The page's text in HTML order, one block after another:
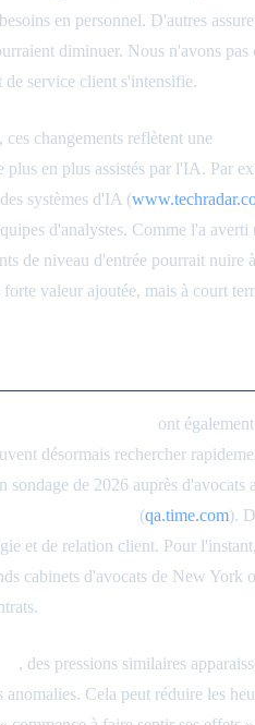
en personnel. D'autres
diminuer. Nous n'avons
de service client s'intensifie.
ces changements reflètent une
plus en plus assistés par l'IA. Par
systèmes d'IA (
d'analystes. Comme l'a
de niveau d'entrée pourrait nuire
valeur ajoutée, mais à court
ont
désormais rechercher
sondage de 2026 auprès d'avocats
(qa.time.com).
et de relation client. Pour
cabinets d'avocats de New
, des pressions similaires
anomalies. Cela peut réduire les